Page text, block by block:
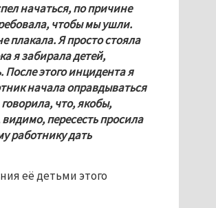
начаться, по причине
чтобы мы ушли.
Я просто стояла
я забирала детей,
этого инцидента я
начала оправдываться
что, якобы,
пересесть просила
работнику дать
её детьми этого